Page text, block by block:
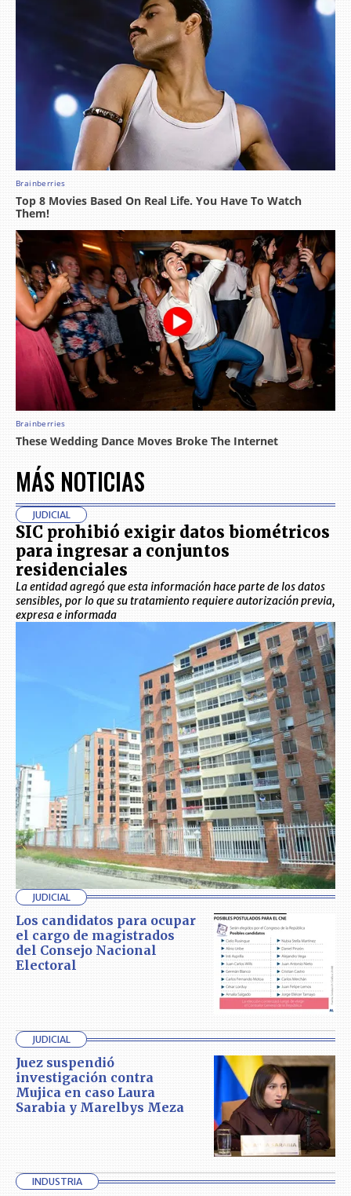
MÁS NOTICIAS
JUDICIAL
SIC prohibió exigir datos biométricos
para ingresar a conjuntos
residenciales
La entidad agregó que esta información hace parte de los datos
sensibles, por lo que su tratamiento requiere autorización previa,
expresa e informada
JUDICIAL
Los candidatos para ocupar
el cargo de magistrados
del Consejo Nacional
Electoral
JUDICIAL
Juez suspendió
investigación contra
Mujica en caso Laura
Sarabia y Marelbys Meza
INDUSTRIA